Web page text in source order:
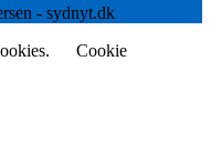
- sydnyt.dk
Cookie